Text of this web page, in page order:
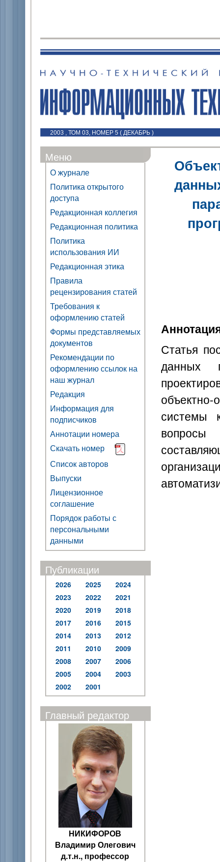
2003 , ТОМ 03, НОМЕР 5 ( ДЕКАБРЬ )
Меню
О журнале
Политика открытого
доступа
Редакционная коллегия
Редакционная политика
Политика
использования ИИ
Редакционная этика
Правила
рецензирования статей
Требования к
оформлению статей
Формы представляемых
документов
Рекомендации по
оформлению ссылок на
наш журнал
Редакция
Информация для
подписчиков
Аннотации номера
Скачать номер
Список авторов
Выпуски
Лицензионное
соглашение
Порядок работы с
персональными
данными
Публикации
2026 2025
2024
2023
2022
2021
2020
2019
2018
2017
2016
2015
2014
2013
2012
2011
2010
2009
2008
2007
2006
2005
2004
2003
2002
2001
Главный редактор
НИКИФОРОВ
Владимир Олегович
д.т.н., профессор
Статья
данных
системы